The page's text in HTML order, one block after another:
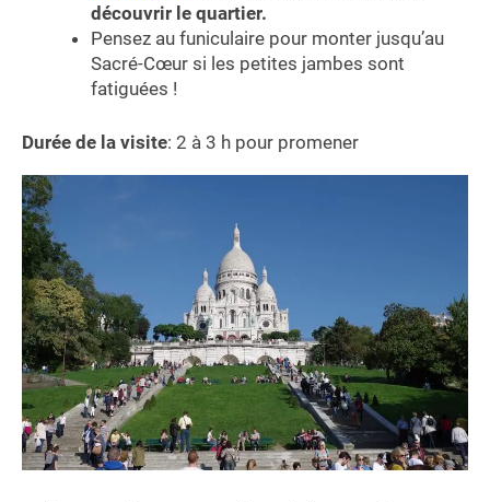
découvrir le quartier.
Pensez au funiculaire pour monter jusqu’au
Sacré-Cœur si les petites jambes sont
fatiguées !
Durée de la visite: 2 à 3 h pour promener